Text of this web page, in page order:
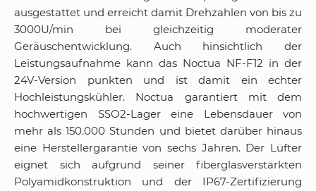
ausgestattet und erreicht damit Drehzahlen von bis zu
3000U/min bei gleichzeitig moderater
Geräuschentwicklung. Auch hinsichtlich der
Leistungsaufnahme kann das Noctua NF-F12 in der
24V-Version punkten und ist damit ein echter
Hochleistungskühler. Noctua garantiert mit dem
hochwertigen SSO2-Lager eine Lebensdauer von
mehr als 150.000 Stunden und bietet darüber hinaus
eine Herstellergarantie von sechs Jahren. Der Lüfter
eignet sich aufgrund seiner fiberglasverstärkten
Polyamidkonstruktion und der IP67-Zertifizierung